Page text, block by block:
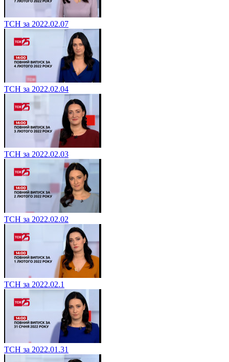
ТСН за 2022.02.07
ТСН за 2022.02.04
ТСН за 2022.02.03
ТСН за 2022.02.02
ТСН за 2022.02.1
ТСН за 2022.01.31